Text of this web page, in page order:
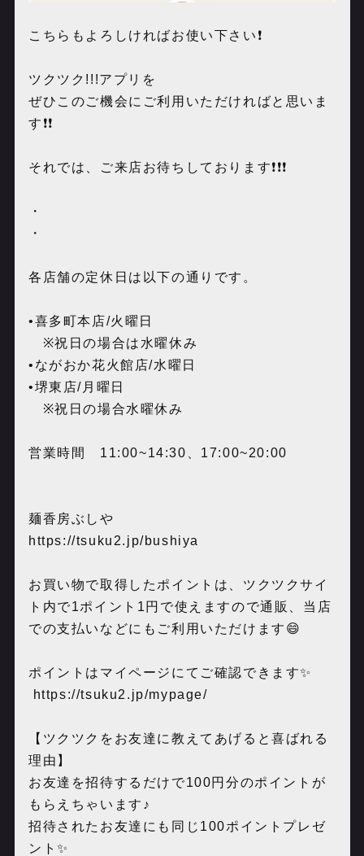
こちらもよろしければお使い下さい❗️
ツクツク!!!アプリを
ぜひこのご機会にご利用いただければと思いま
す❗️❗️
それでは、ご来店お待ちしております❗️❗️❗️
・
・
各店舗の定休日は以下の通りです。
•喜多町本店/火曜日
※祝日の場合は水曜休み
• ながおか花火館店/水曜日
•堺東店/ 月曜日
※祝日の場合水曜休み
営業時間 11:00~14:30 17:00~20:00
麺香房ぶしや
https://tsuku2.jp/bushiya
お買い物で取得したポイントは、ツクツクサイ
ト内で1ポイント 1 円で使えますので通販、当店
での支払いなどにもご利用いただけます 😄
ポイントはマイページにてご確認できます✨
https://tsuku2.jp/mypage/
【ツクツクをお友達に教えてあげると喜ばれる
理由】
お友達を招待するだけで100円分のポイントが
もらえちゃいます♪
招待されたお友達にも同じ 100ポイントプレゼ
ント✨